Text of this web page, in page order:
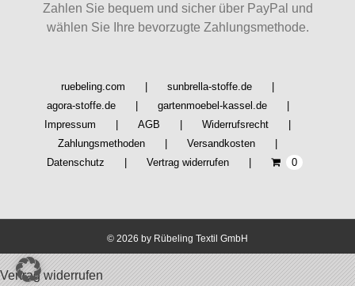
Zahlen Sie bequem und sicher über PayPal und
wählen Sie Ihre bevorzugte Zahlungsmethode.
ruebeling.com
sunbrella-stoffe.de
agora-stoffe.de
gartenmoebel-kassel.de
Impressum
AGB
Widerrufsrecht
Zahlungsmethoden
Versandkosten
Datenschutz
Vertrag widerrufen 0
© 2026 by Rübeling Textil GmbH
Vertrag widerrufen